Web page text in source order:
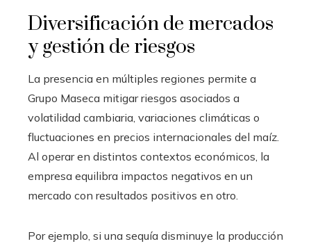
Diversificación de mercados
y gestión de riesgos
La presencia en múltiples regiones permite a
Grupo Maseca mitigar riesgos asociados a
volatilidad cambiaria, variaciones climáticas o
fluctuaciones en precios internacionales del maíz.
Al operar en distintos contextos económicos, la
empresa equilibra impactos negativos en un
mercado con resultados positivos en otro.
Por ejemplo, si una sequía disminuye la producción